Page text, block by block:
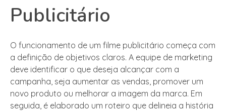
Publicitário
O funcionamento de um filme publicitário começa com
a definição de objetivos claros. A equipe de marketing
deve identificar o que deseja alcançar com a
campanha, seja aumentar as vendas, promover um
novo produto ou melhorar a imagem da marca. Em
seguida, é elaborado um roteiro que delineia a história